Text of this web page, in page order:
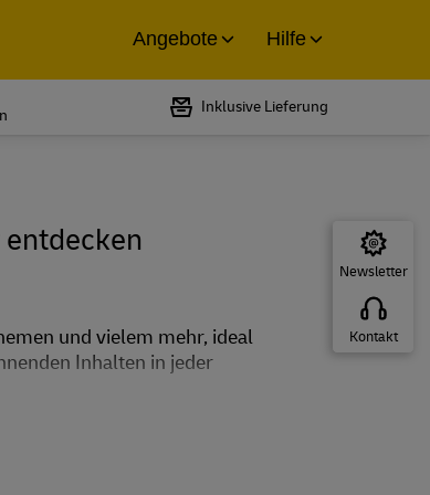
Angebote Hilfe
mit 5 von 5 Sternen bei
Inklusive Lieferung
Newsletter
Kontakt
und vielem mehr, ideal
Inhalten in jeder